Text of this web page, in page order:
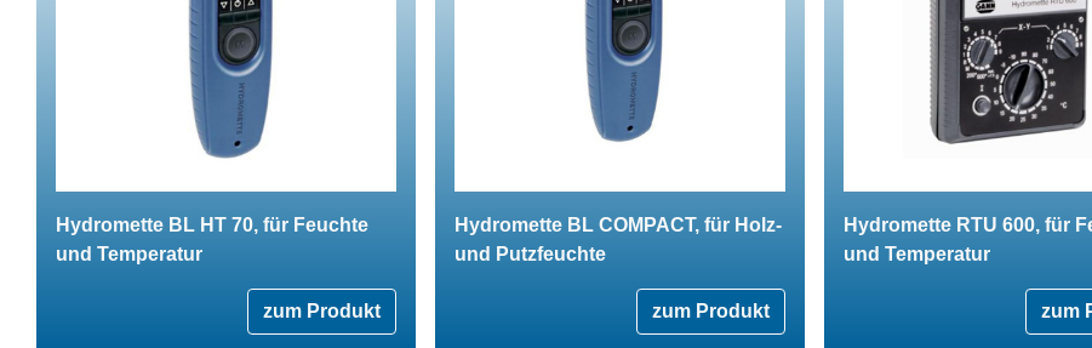
Hydromette BL HT 70, für Feuchte
und Temperatur
zum Produkt
Hydromette BL COMPACT, für Holz-
und Putzfeuchte
zum Produkt
Hydromette RTU 600, für
und Temperatur
zum